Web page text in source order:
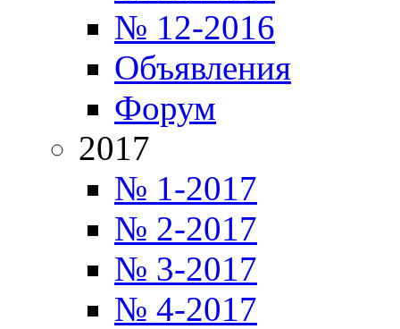
№ 12-2016
Объявления
Форум
2017
№ 1-2017
№ 2-2017
№ 3-2017
№ 4-2017